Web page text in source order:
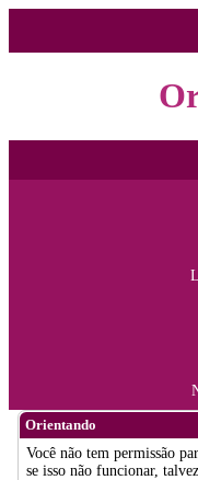
Orientando
Você não tem permissão
se isso não funcionar,